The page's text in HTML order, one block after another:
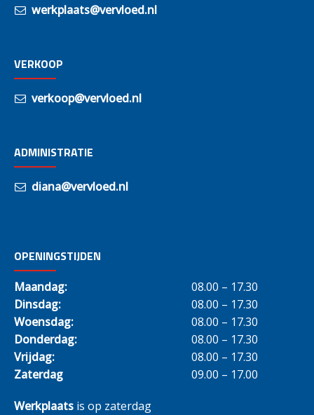
werkplaats@vervloed.nl
VERKOOP
verkoop@vervloed.nl
ADMINISTRATIE
diana@vervloed.nl
OPENINGSTIJDEN
Maandag:
08.00 – 17.30
Dinsdag:
08.00 – 17.30
Woensdag:
08.00 – 17.30
Donderdag:
08.00 – 17.30
Vrijdag:
08.00 – 17.30
Zaterdag
09.00 – 17.00
Werkplaats is op zaterdag